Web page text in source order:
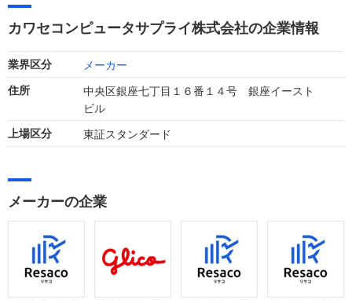
益）となっています。
カワセコンピュータサプライ株式会社の企業情報
業界区分 メーカー
住所
中央区銀座七丁目１６番１４号 銀座イースト
ビル
上場区分 東証スタンダード
メーカーの企業